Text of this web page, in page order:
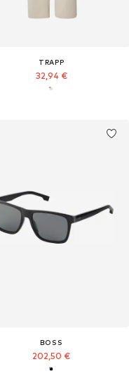
TRAPP
32,94 €
BOSS
202,50 €